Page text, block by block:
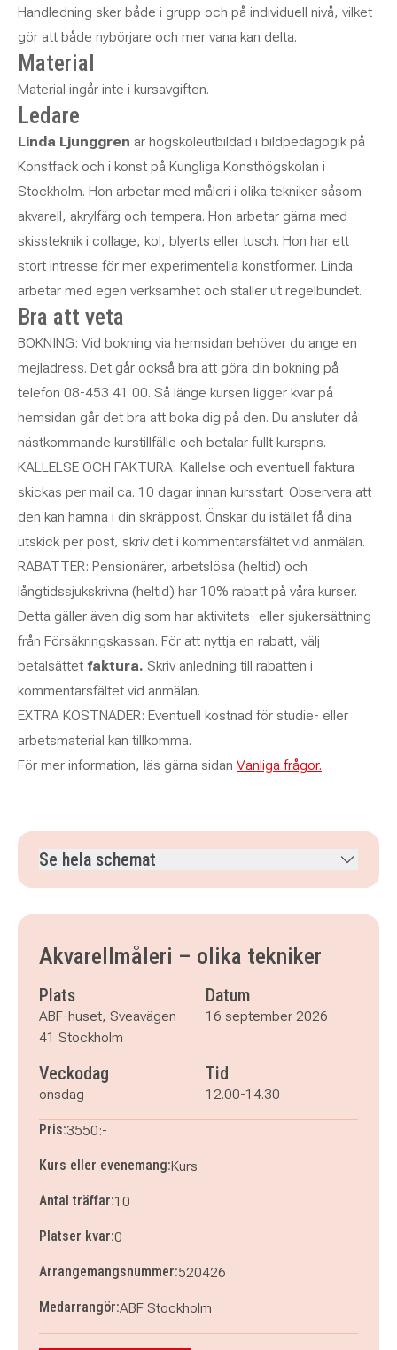
Handledning sker både i grupp och på individuell nivå, vilket
gör att både nybörjare och mer vana kan delta.
Material
Material ingår inte i kursavgiften.
Ledare
Linda Ljunggren är högskoleutbildad i bildpedagogik på
Konstfack och i konst på Kungliga Konsthögskolan i
Stockholm. Hon arbetar med måleri i olika tekniker såsom
akvarell, akrylfärg och tempera. Hon arbetar gärna med
skissteknik i collage, kol, blyerts eller tusch. Hon har ett
stort intresse för mer experimentella konstformer. Linda
arbetar med egen verksamhet och ställer ut regelbundet.
Bra att veta
BOKNING: Vid bokning via hemsidan behöver du ange en
mejladress. Det går också bra att göra din bokning på
telefon 08-453 41 00. Så länge kursen ligger kvar på
hemsidan går det bra att boka dig på den. Du ansluter då
nästkommande kurstillfälle och betalar fullt kurspris.
KALLELSE OCH FAKTURA: Kallelse och eventuell faktura
skickas per mail ca. 10 dagar innan kursstart. Observera att
den kan hamna i din skräppost. Önskar du istället få dina
utskick per post, skriv det i kommentarsfältet vid anmälan.
RABATTER: Pensionärer, arbetslösa (heltid) och
långtidssjukskrivna (heltid) har 10% rabatt på våra kurser.
Detta gäller även dig som har aktivitets- eller sjukersättning
från Försäkringskassan. För att nyttja en rabatt, välj
betalsättet faktura. Skriv anledning till rabatten i
kommentarsfältet vid anmälan.
EXTRA KOSTNADER: Eventuell kostnad för studie- eller
arbetsmaterial kan tillkomma.
För mer information, läs gärna sidan Vanliga frågor.
Se hela schemat
onsdag 30 september 2026klockan 12.00–14.30
onsdag 7 oktober 2026
klockan 12.00–14.30
onsdag 14 oktober 2026
klockan 12.00–14.30
onsdag 21 oktober 2026
klockan 12.00–14.30
onsdag 28 oktober 2026
klockan 12.00–14.30
onsdag 11 november 2026klockan 12.00–14.30
onsdag 18 november 2026 klockan 12.00–14.30
Akvarellmåleri – olika tekniker
Plats
ABF-huset, Sveavägen
41 Stockholm
Datum
16 september 2026
Veckodag
onsdag
Tid
12.00-14.30
Pris:3550:-
Kurs eller evenemang:Kurs
Antal träffar:10
Platser kvar:0
Arrangemangsnummer:520426
Medarrangör:ABF Stockholm